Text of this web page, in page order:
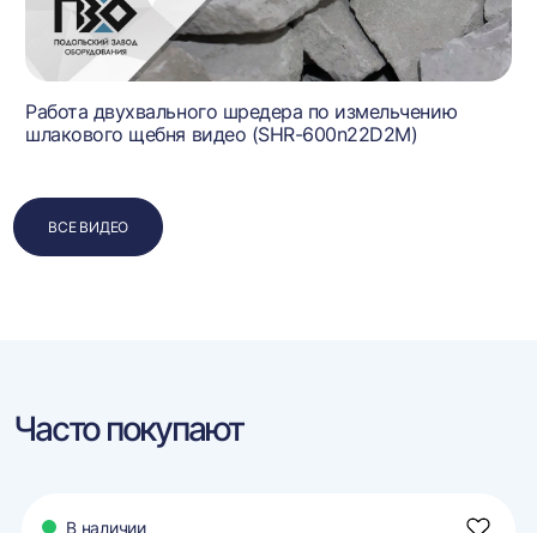
Работа двухвального шредера по измельчению
шлакового щебня видео (SHR-600n22D2M)
ВСЕ ВИДЕО
Часто покупают
В наличии